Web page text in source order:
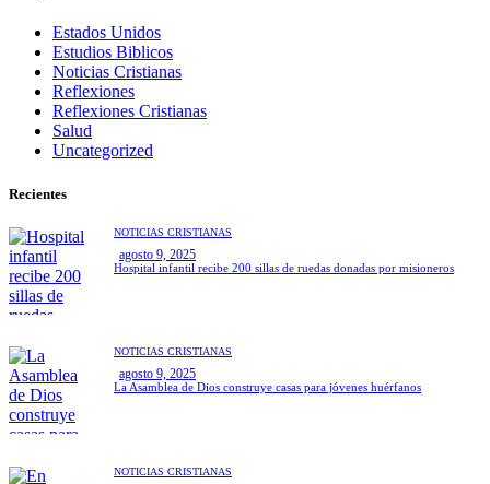
Estados Unidos
Estudios Biblicos
Noticias Cristianas
Reflexiones
Reflexiones Cristianas
Salud
Uncategorized
Recientes
NOTICIAS CRISTIANAS
agosto 9, 2025
Hospital infantil recibe 200 sillas de ruedas donadas por misioneros
NOTICIAS CRISTIANAS
agosto 9, 2025
La Asamblea de Dios construye casas para jóvenes huérfanos
NOTICIAS CRISTIANAS